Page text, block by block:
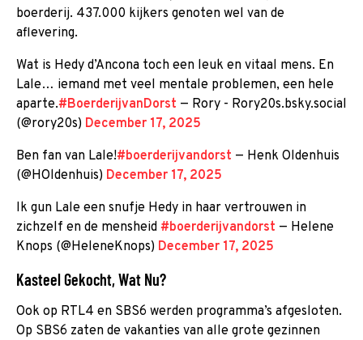
boerderij. 437.000 kijkers genoten wel van de
aflevering.
Wat is Hedy d’Ancona toch een leuk en vitaal mens. En
Lale… iemand met veel mentale problemen, een hele
aparte.#BoerderijvanDorst — Rory - Rory20s.bsky.social
(@rory20s) December 17, 2025
Ben fan van Lale!#boerderijvandorst — Henk Oldenhuis
(@HOldenhuis) December 17, 2025
Ik gun Lale een snufje Hedy in haar vertrouwen in
zichzelf en de mensheid #boerderijvandorst — Helene
Knops (@HeleneKnops) December 17, 2025
Kasteel Gekocht, Wat Nu?
Ook op RTL4 en SBS6 werden programma’s afgesloten.
Op SBS6 zaten de vakanties van alle grote gezinnen